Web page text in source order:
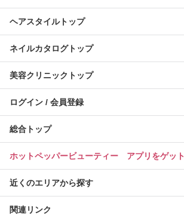
ヘアスタイルトップ
ネイルカタログトップ
美容クリニックトップ
ログイン / 会員登録
総合トップ
ホットペッパービューティー アプリをゲット
近くのエリアから探す
関連リンク